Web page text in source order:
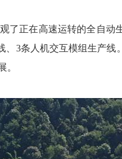
正在高速运转的全自动
3条人机交互模组生产
。